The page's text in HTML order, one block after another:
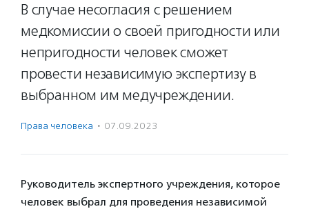
В случае несогласия с решением
медкомиссии о своей пригодности или
непригодности человек сможет
провести независимую экспертизу в
выбранном им медучреждении.
Права человека · 07.09.2023
Руководитель экспертного учреждения, которое
человек выбрал для проведения независимой